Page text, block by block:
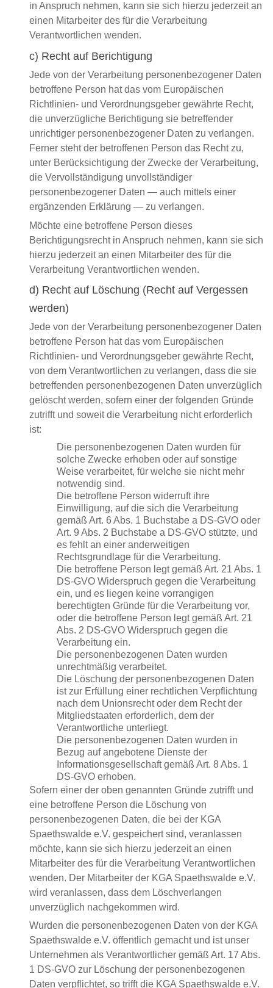
in Anspruch nehmen, kann sie sich hierzu jederzeit an
einen Mitarbeiter des für die Verarbeitung
Verantwortlichen wenden.
c) Recht auf Berichtigung
Jede von der Verarbeitung personenbezogener Daten
betroffene Person hat das vom Europäischen
Richtlinien- und Verordnungsgeber gewährte Recht,
die unverzügliche Berichtigung sie betreffender
unrichtiger personenbezogener Daten zu verlangen.
Ferner steht der betroffenen Person das Recht zu,
unter Berücksichtigung der Zwecke der Verarbeitung,
die Vervollständigung unvollständiger
personenbezogener Daten — auch mittels einer
ergänzenden Erklärung — zu verlangen.
Möchte eine betroffene Person dieses
Berichtigungsrecht in Anspruch nehmen, kann sie sich
hierzu jederzeit an einen Mitarbeiter des für die
Verarbeitung Verantwortlichen wenden.
d) Recht auf Löschung (Recht auf Vergessen
werden)
Jede von der Verarbeitung personenbezogener Daten
betroffene Person hat das vom Europäischen
Richtlinien- und Verordnungsgeber gewährte Recht,
von dem Verantwortlichen zu verlangen, dass die sie
betreffenden personenbezogenen Daten unverzüglich
gelöscht werden, sofern einer der folgenden Gründe
zutrifft und soweit die Verarbeitung nicht erforderlich
ist:
Die personenbezogenen Daten wurden für
solche Zwecke erhoben oder auf sonstige
Weise verarbeitet, für welche sie nicht mehr
notwendig sind.
Die betroffene Person widerruft ihre
Einwilligung, auf die sich die Verarbeitung
gemäß Art. 6 Abs. 1 Buchstabe a DS-GVO oder
Art. 9 Abs. 2 Buchstabe a DS-GVO stützte, und
es fehlt an einer anderweitigen
Rechtsgrundlage für die Verarbeitung.
Die betroffene Person legt gemäß Art. 21 Abs. 1
DS-GVO Widerspruch gegen die Verarbeitung
ein, und es liegen keine vorrangigen
berechtigten Gründe für die Verarbeitung vor,
oder die betroffene Person legt gemäß Art. 21
Abs. 2 DS-GVO Widerspruch gegen die
Verarbeitung ein.
Die personenbezogenen Daten wurden
unrechtmäßig verarbeitet.
Die Löschung der personenbezogenen Daten
ist zur Erfüllung einer rechtlichen Verpflichtung
nach dem Unionsrecht oder dem Recht der
Mitgliedstaaten erforderlich, dem der
Verantwortliche unterliegt.
Die personenbezogenen Daten wurden in
Bezug auf angebotene Dienste der
Informationsgesellschaft gemäß Art. 8 Abs. 1
DS-GVO erhoben.
Sofern einer der oben genannten Gründe zutrifft und
eine betroffene Person die Löschung von
personenbezogenen Daten, die bei der KGA
Spaethswalde e.V. gespeichert sind, veranlassen
möchte, kann sie sich hierzu jederzeit an einen
Mitarbeiter des für die Verarbeitung Verantwortlichen
wenden. Der Mitarbeiter der KGA Spaethswalde e.V.
wird veranlassen, dass dem Löschverlangen
unverzüglich nachgekommen wird.
Wurden die personenbezogenen Daten von der KGA
Spaethswalde e.V. öffentlich gemacht und ist unser
Unternehmen als Verantwortlicher gemäß Art. 17 Abs.
1 DS-GVO zur Löschung der personenbezogenen
Daten verpflichtet, so trifft die KGA Spaethswalde e.V.